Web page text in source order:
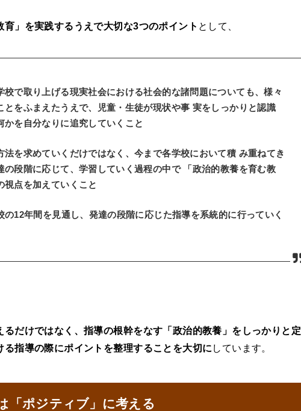
育」を実践するうえで大切な3つのポイント として、
で取り上げる現実社会における社会的な諸問題についても、様々
とをふまえたうえで、児童・生徒が現状や事 実をしっかりと認識
かを自分なりに追究していくこと
を求めていくだけではなく、今まで各学校において積 み重ねてき
の段階に応じて、学習していく過程の中で 「政治的教養を育む教
視点を加えていくこと
12年間を見通し、発達の段階に応じた指導を系統的に行っていく
るだけではなく、指導の根幹をなす「政治的教養」をしっかりと定
指導の際にポイントを整理することを大切に しています。
「ポジティブ」に考える